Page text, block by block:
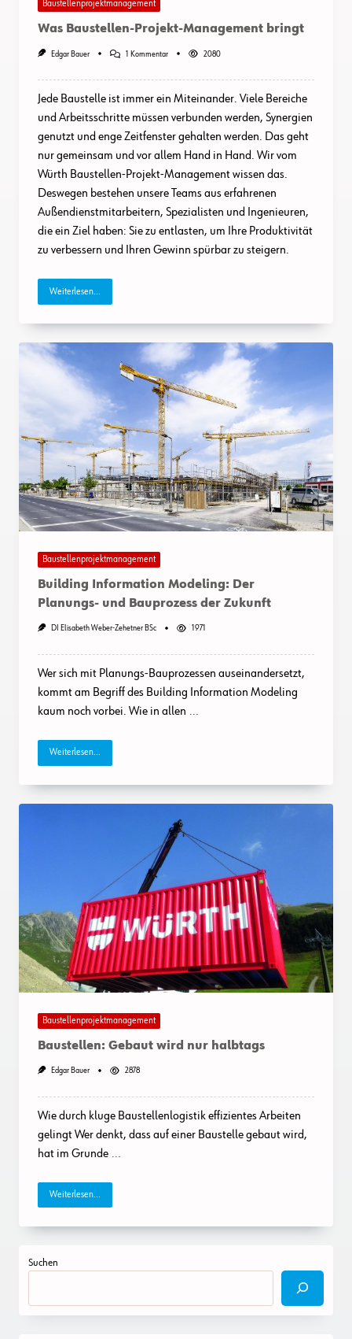
Baustellenprojektmanagement
Was Baustellen-Projekt-Management bringt
Edgar Bauer 1 KommentarZu
Management
2080
Jede Baustelle ist immer ein Miteinander. Viele Bereiche
und Arbeitsschritte müssen verbunden werden, Synergien
genutzt und enge Zeitfenster gehalten werden. Das geht
nur gemeinsam und vor allem Hand in Hand. Wir vom
Würth Baustellen-Projekt-Management wissen das.
Deswegen bestehen unsere Teams aus erfahrenen
Außendienstmitarbeitern, Spezialisten und Ingenieuren,
die ein Ziel haben: Sie zu entlasten, um Ihre Produktivität
zu verbessern und Ihren Gewinn spürbar zu steigern.
Weiterlesen...
Baustellenprojektmanagement
Building Information Modeling: Der
Planungs- und Bauprozess der Zukunft
DI Elisabeth Weber-Zehetner BSc 1971
Wer sich mit Planungs-Bauprozessen auseinandersetzt,
kommt am Begriff des Building Information Modeling
kaum noch vorbei. Wie in allen ...
Weiterlesen...
Baustellenprojektmanagement
Baustellen: Gebaut wird nur halbtags
Edgar Bauer 2878
Wie durch kluge Baustellenlogistik effizientes Arbeiten
gelingt Wer denkt, dass auf einer Baustelle gebaut wird,
hat im Grunde ...
Weiterlesen...
Suchen